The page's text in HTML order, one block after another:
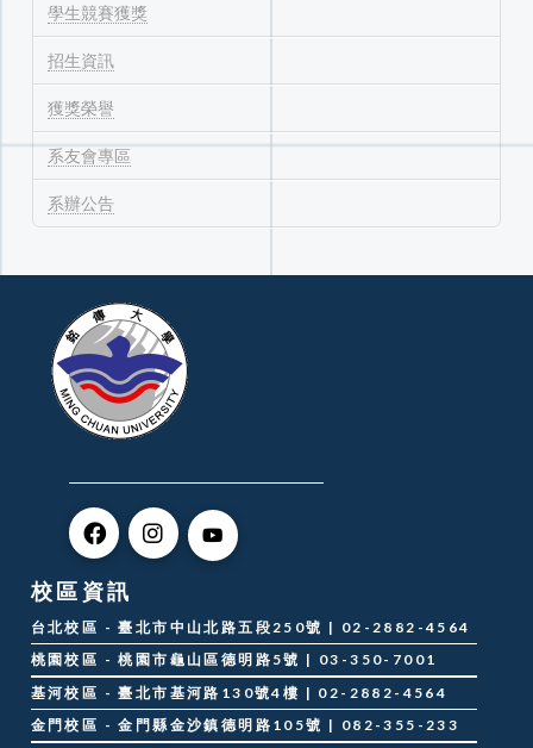
學生競賽獲獎
招生資訊
獲獎榮譽
系友會專區
系辦公告
校區資訊
台北校區 - 臺北市中山北路五段250號 | 02-2882-4564
桃園校區 - 桃園市龜山區德明路5號 | 03-350-7001
基河校區 - 臺北市基河路130號4樓 | 02-2882-4564
金門校區 - 金門縣金沙鎮德明路105號 | 082-355-233